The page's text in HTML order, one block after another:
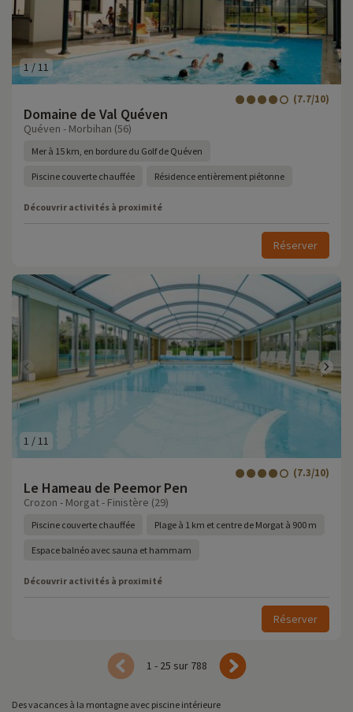
1/11
Domaine de Val Quéven
(7.7/10)
Quéven - Morbihan (56)
Mer à 15 km, en bordure du Golf de Quéven
Piscine couverte chauffée Résidence entièrement piétonne
Découvrir activités à proximité
Réserver
1 / 11
Le Hameau de Peemor Pen
(7.3/10)
Crozon - Morgat - Finistère (29)
Piscine couverte chauffée Plage à 1 km et centre de Morgat à 900 m
Espace balnéo avec sauna et hammam
Découvrir activités à proximité
Réserver
1 - 25 sur 788
Des vacances à la montagne avec piscine intérieure